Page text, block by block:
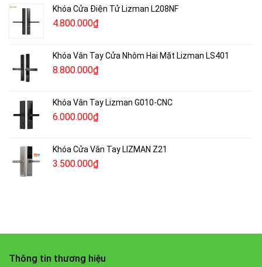
Khóa Cửa Điện Tử Lizman L208NF
4.800.000₫
Khóa Vân Tay Cửa Nhôm Hai Mặt Lizman LS401
8.800.000₫
Khóa Vân Tay Lizman G010-CNC
6.000.000₫
Khóa Cửa Vân Tay LIZMAN Z21
3.500.000₫
Thông tin thương hiệu